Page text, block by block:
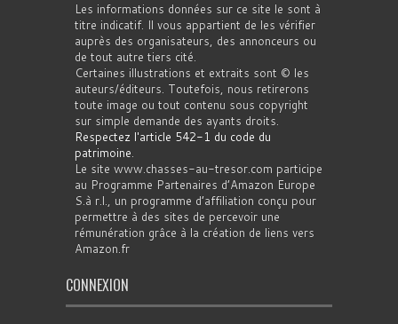
Les informations données sur ce site le sont à
titre indicatif. Il vous appartient de les vérifier
auprès des organisateurs, des annonceurs ou
de tout autre tiers cité.
Certaines illustrations et extraits sont © les
auteurs/éditeurs. Toutefois, nous retirerons
toute image ou tout contenu sous copyright
sur simple demande des ayants droits.
Respectez l'article 542-1 du code du
patrimoine.
Le site www.chasses-au-tresor.com participe
au Programme Partenaires d’Amazon Europe
S.à r.l., un programme d’affiliation conçu pour
permettre à des sites de percevoir une
rémunération grâce à la création de liens vers
Amazon.fr
CONNEXION